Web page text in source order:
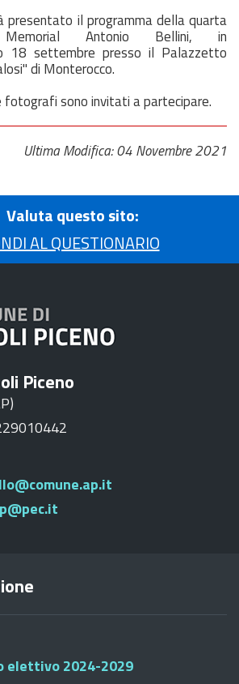
presentato il programma della quarta
Antonio Bellini, in
18 settembre presso il Palazzetto
di Monterocco.
fotografi sono invitati a partecipare.
Ultima Modifica: 04 Novembre 2021
Valuta questo sito:
AL QUESTIONARIO
Piceno
elettivo 2024-2029